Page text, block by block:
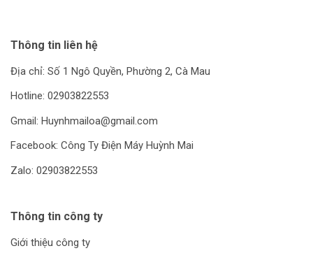
Thông tin liên hệ
Địa chỉ: Số 1 Ngô Quyền, Phường 2, Cà Mau
Hotline: 02903822553
Gmail: Huynhmailoa@gmail.com
Facebook: Công Ty Điện Máy Huỳnh Mai
Zalo: 02903822553
Thông tin công ty
Giới thiệu công ty